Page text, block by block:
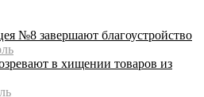
№8 завершают благоустройство
в хищении товаров из